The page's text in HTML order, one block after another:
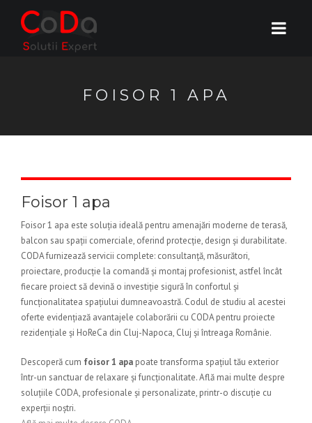
FOISOR 1 APA
Foisor 1 apa
Foisor 1 apa este soluția ideală pentru amenajări moderne de terasă,
balcon sau spații comerciale, oferind protecție, design și durabilitate.
CODA furnizează servicii complete: consultanță, măsurători,
proiectare, producție la comandă și montaj profesionist, astfel încât
fiecare proiect să devină o investiție sigură în confortul și
funcționalitatea spațiului dumneavoastră. Codul de studiu al acestei
oferte evidențiază avantajele colaborării cu CODA pentru proiecte
rezidențiale și HoReCa din Cluj-Napoca, Cluj și întreaga Românie.
Descoperă cum foisor 1 apa poate transforma spațiul tău exterior
într-un sanctuar de relaxare și funcționalitate. Află mai multe despre
soluțiile CODA, profesionale și personalizate, printr-o discuție cu
experții noștri.